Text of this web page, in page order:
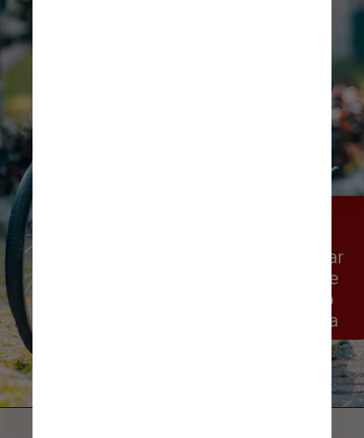
mundo se desdobram para estudar
os chamados biomarcadores, que
são indicadores mensuráveis do
desenvolvimento de uma doença